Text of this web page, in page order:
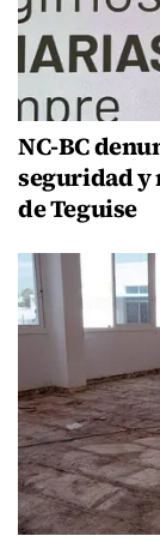
NC-BC
seguridad y
de Teguise